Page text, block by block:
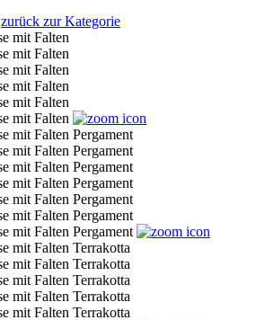
zurück zur Kategorie